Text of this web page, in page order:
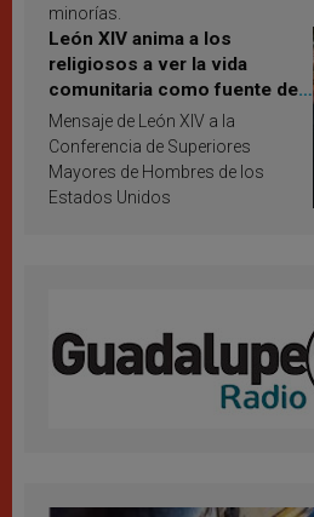
minorías.
León XIV anima a los
religiosos a ver la vida
comunitaria como fuente de
inspiración y santificación
Mensaje de León XIV a la
Conferencia de Superiores
Mayores de Hombres de los
Estados Unidos